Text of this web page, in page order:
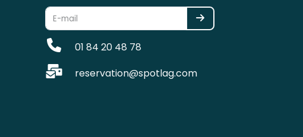
01 84 20 48 78
reservation@spotlag.com